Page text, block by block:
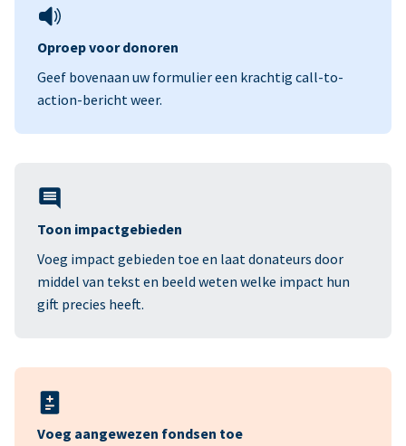
Oproep voor donoren
Geef bovenaan uw formulier een krachtig call-to-
action-bericht weer.
Toon impactgebieden
Voeg impact gebieden toe en laat donateurs door
middel van tekst en beeld weten welke impact hun
gift precies heeft.
Voeg aangewezen fondsen toe